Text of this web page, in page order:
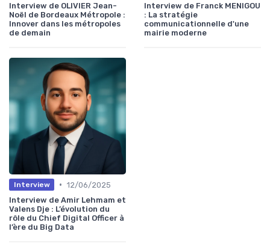
Interview de OLIVIER Jean-
Noël de Bordeaux Métropole :
Innover dans les métropoles
de demain
Interview de Franck MENIGOU
: La stratégie
communicationnelle d'une
mairie moderne
Interview • 12/06/2025
Interview de Amir Lehmam et
Valens Dje : L’évolution du
rôle du Chief Digital Officer à
l’ère du Big Data